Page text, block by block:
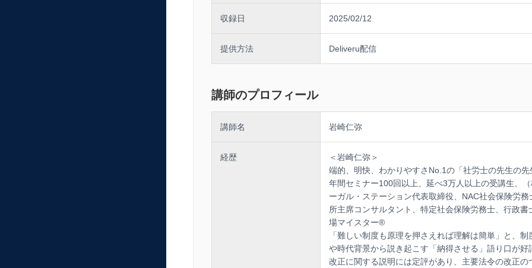
「これまでは大丈夫だった」が通用しない時代の労務リスク管理。中小企業の実情に
践的な規定の作成・運用のノウハウを、具体的な事例とともに70分で学べる実践的セ
収録日 2025/02/12
提供方法 Deliveru配信
講師のプロフィール
講師名 岩崎仁弥
経歴
＜岩崎仁弥＞
端的、明快、わかりやすさNo.1の「社労士の先生の先
年間セミナー100回以上、延べ3万人以上の受講生、
ーガル・ステーション代表取締役、NAC社会保険労務
所主席コンサルタント、特定社会保険労務士、行政書
場マイスター®
「難しい制度も原理を押さえれば理解は簡単」と、制
や時代背景から説き起こす「納得させる」語り口が好
改正に関する説明には定評があり、主要法令の改正の